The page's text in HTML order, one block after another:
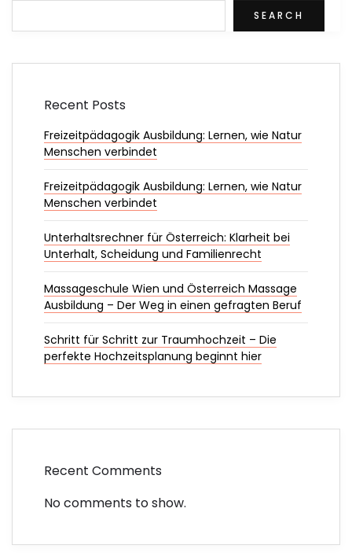
SEARCH
Recent Posts
Freizeitpädagogik Ausbildung: Lernen, wie Natur
Menschen verbindet
Freizeitpädagogik Ausbildung: Lernen, wie Natur
Menschen verbindet
Unterhaltsrechner für Österreich: Klarheit bei
Unterhalt, Scheidung und Familienrecht
Massageschule Wien und Österreich Massage
Ausbildung – Der Weg in einen gefragten Beruf
Schritt für Schritt zur Traumhochzeit – Die
perfekte Hochzeitsplanung beginnt hier
Recent Comments
No comments to show.